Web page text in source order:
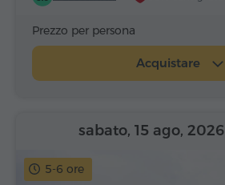
Prezzo per persona
Acquistare
5-6 ore
sabato, 15 ago, 2026